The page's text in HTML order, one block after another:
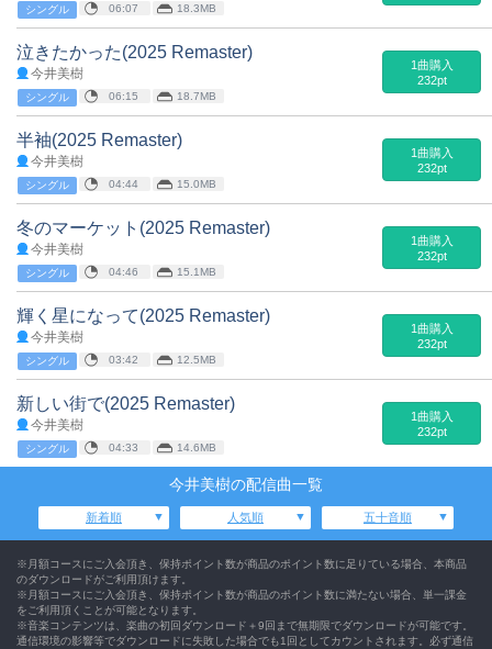
シングル 06:07 18.3MB
泣きたかった(2025 Remaster)
今井美樹
シングル 06:15 18.7MB
1曲購入
232pt
半袖(2025 Remaster)
今井美樹
シングル 04:44 15.0MB
1曲購入
232pt
冬のマーケット(2025 Remaster)
今井美樹
シングル 04:46 15.1MB
1曲購入
232pt
輝く星になって(2025 Remaster)
今井美樹
シングル 03:42 12.5MB
1曲購入
232pt
新しい街で(2025 Remaster)
今井美樹
シングル 04:33 14.6MB
1曲購入
232pt
今井美樹の配信曲一覧
新着順 人気順 五十音順
※月額コースにご入会頂き、保持ポイント数が商品のポイント数に足りている場合、本商品
のダウンロードがご利用頂けます。
※月額コースにご入会頂き、保持ポイント数が商品のポイント数に満たない場合、単一課金
をご利用頂くことが可能となります。
※音楽コンテンツは、楽曲の初回ダウンロード＋9回まで無期限でダウンロードが可能です。
通信環境の影響等でダウンロードに失敗した場合でも1回としてカウントされます。必ず通信